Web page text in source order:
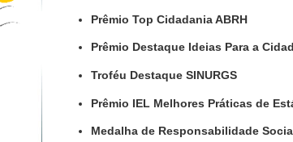
Prêmio Top Cidadania ABRH
Prêmio Destaque Ideias Para a
Troféu Destaque SINURGS
Prêmio IEL Melhores Práticas de
Medalha de Responsabilidade